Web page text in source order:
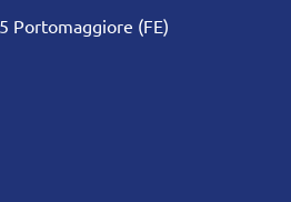
Portomaggiore (FE)